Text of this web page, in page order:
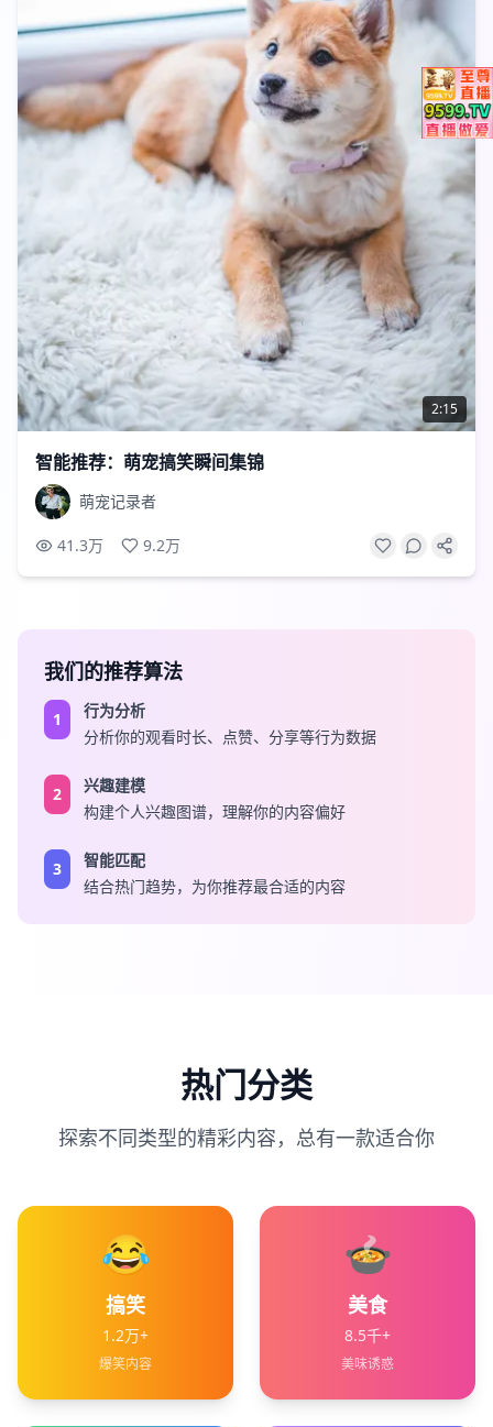
2:15
智能推荐：萌宠搞笑瞬间集锦
萌宠记录者
41.3万 9.2万
我们的推荐算法
1
行为分析
分析你的观看时长、点赞、分享等行为数据
2
兴趣建模
构建个人兴趣图谱，理解你的内容偏好
3
智能匹配
结合热门趋势，为你推荐最合适的内容
热门分类
探索不同类型的精彩内容，总有一款适合你
😂
搞笑
1.2万+
爆笑内容
🍲
美食
8.5千+
美味诱惑